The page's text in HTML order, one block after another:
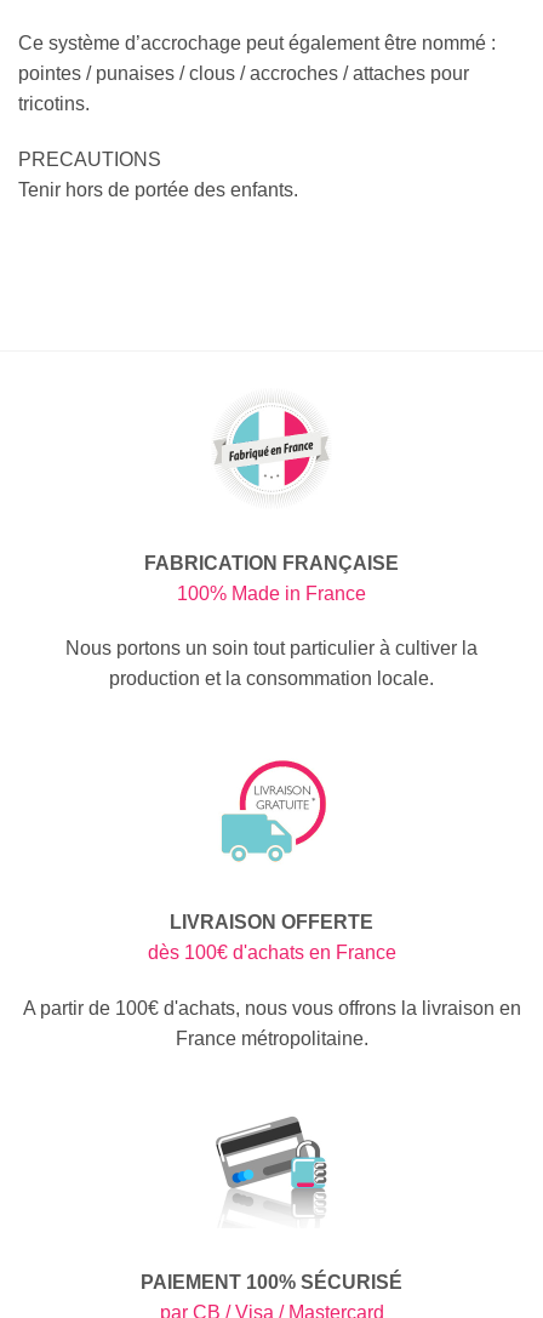
Ce système d’accrochage peut également être nommé :
pointes / punaises / clous / accroches / attaches pour
tricotins.
PRECAUTIONS
Tenir hors de portée des enfants.
FABRICATION FRANÇAISE
100% Made in France
Nous portons un soin tout particulier à cultiver la
production et la consommation locale.
LIVRAISON OFFERTE
dès 100€ d'achats en France
A partir de 100€ d'achats, nous vous offrons la livraison en
France métropolitaine.
PAIEMENT 100% SÉCURISÉ
par CB / Visa / Mastercard